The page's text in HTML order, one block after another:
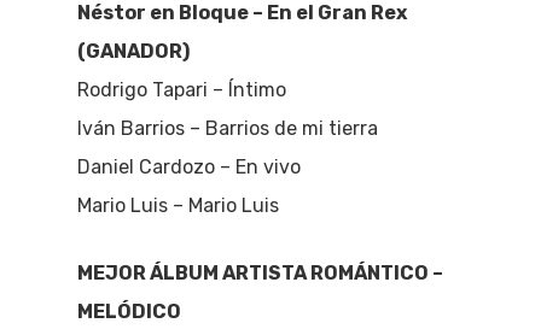
Néstor en Bloque – En el Gran Rex
(GANADOR)
Rodrigo Tapari – Íntimo
Iván Barrios – Barrios de mi tierra
Daniel Cardozo – En vivo
Mario Luis – Mario Luis
MEJOR ÁLBUM ARTISTA ROMÁNTICO –
MELÓDICO